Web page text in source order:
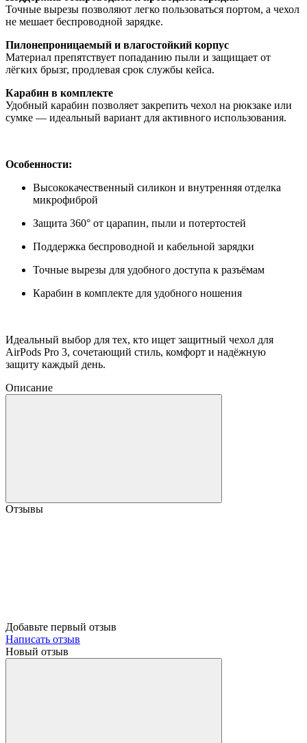
Точные вырезы позволяют легко пользоваться портом, а чехол
не мешает беспроводной зарядке.
Пилонепроницаемый и влагостойкий корпус
Материал препятствует попаданию пыли и защищает от
лёгких брызг, продлевая срок службы кейса.
Карабин в комплекте
Удобный карабин позволяет закрепить чехол на рюкзаке или
сумке — идеальный вариант для активного использования.
Особенности:
Высококачественный силикон и внутренняя отделка
микрофиброй
Защита 360° от царапин, пыли и потертостей
Поддержка беспроводной и кабельной зарядки
Точные вырезы для удобного доступа к разъёмам
Карабин в комплекте для удобного ношения
Идеальный выбор для тех, кто ищет защитный чехол для
AirPods Pro 3, сочетающий стиль, комфорт и надёжную
защиту каждый день.
Описание
Отзывы
Добавьте первый отзыв
Написать отзыв
Новый отзыв